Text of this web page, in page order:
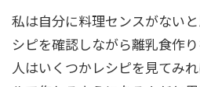
私は自分に料理センスがない
シピを確認しながら離乳食作
人はいくつかレシピを見てみ